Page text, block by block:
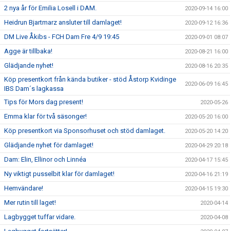
2 nya år för Emilia Losell i DAM. 2020-09-14 16:00
Heidrun Bjartmarz ansluter till damlaget! 2020-09-12 16:36
DM Live Åkibs - FCH Dam Fre 4/9 19:45 2020-09-01 08:07
Agge är tillbaka! 2020-08-21 16:00
Glädjande nyhet! 2020-08-16 20:35
Köp presentkort från kända butiker - stöd Åstorp Kvidinge
IBS Dam´s lagkassa
2020-06-09 16:45
Tips för Mors dag present! 2020-05-26
Emma klar för två säsonger! 2020-05-20 16:00
Köp presentkort via Sponsorhuset och stöd damlaget. 2020-05-20 14:20
Glädjande nyhet för damlaget! 2020-04-29 20:18
Dam: Elin, Ellinor och Linnéa 2020-04-17 15:45
Ny viktigt pusselbit klar för damlaget! 2020-04-16 21:19
Hemvändare! 2020-04-15 19:30
Mer rutin till laget! 2020-04-14
Lagbygget tuffar vidare. 2020-04-08